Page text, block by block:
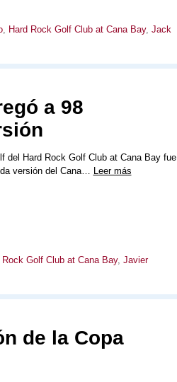
, Hard Rock Golf Club at Cana Bay, Jack
a 98
del Hard Rock Golf Club at Cana Bay fue
versión del Cana… Leer más
Rock Golf Club at Cana Bay, Javier
de la Copa